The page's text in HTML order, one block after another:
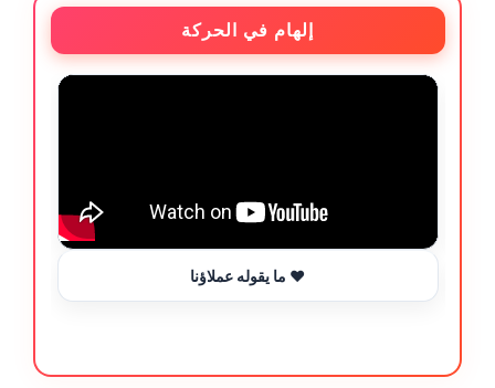
إلهام في الحركة
ما يقوله عملاؤنا ❤️